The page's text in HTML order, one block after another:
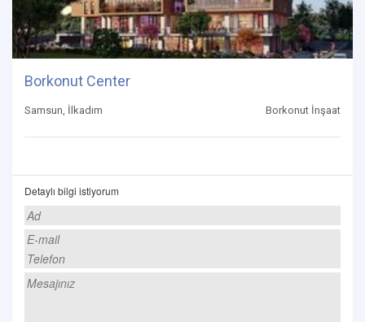
Borkonut Center
Samsun, İlkadım Borkonut İnşaat
Detaylı bilgi istiyorum